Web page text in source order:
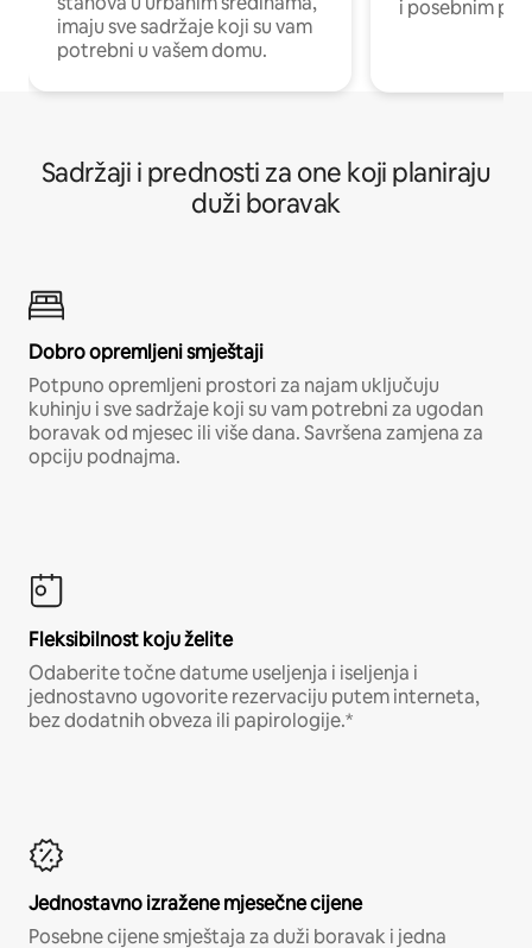
imaju sve sadržaje koji su vam
potrebni u vašem domu.
i posebnim
Sadržaji i prednosti za one koji planiraju
duži boravak
Dobro opremljeni smještaji
Potpuno opremljeni prostori za najam uključuju
kuhinju i sve sadržaje koji su vam potrebni za ugodan
boravak od mjesec ili više dana. Savršena zamjena za
opciju podnajma.
Fleksibilnost koju želite
Odaberite točne datume useljenja i iseljenja i
jednostavno ugovorite rezervaciju putem interneta,
bez dodatnih obveza ili papirologije.*
Jednostavno izražene mjesečne cijene
Posebne cijene smještaja za duži boravak i jedna